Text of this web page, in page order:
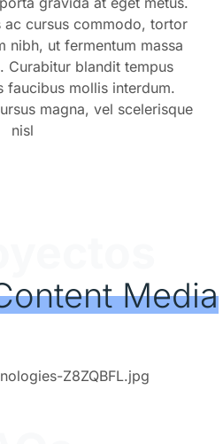
ac cursus commodo, tortor
nibh, ut fermentum massa
Curabitur blandit tempus
faucibus mollis interdum.
magna, vel scelerisque
nisl
Media